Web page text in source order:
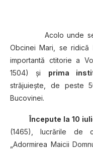
Acolo unde se
Obcinei Mari, se ridică
importantă ctitorie a
1504) şi prima
străjuieşte, de peste
Bucovinei.
Începute la 10
(1465), lucrările de
„Adormirea Maicii